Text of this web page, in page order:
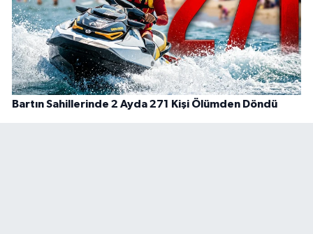
Bartın Sahillerinde 2 Ayda 271 Kişi Ölümden Döndü